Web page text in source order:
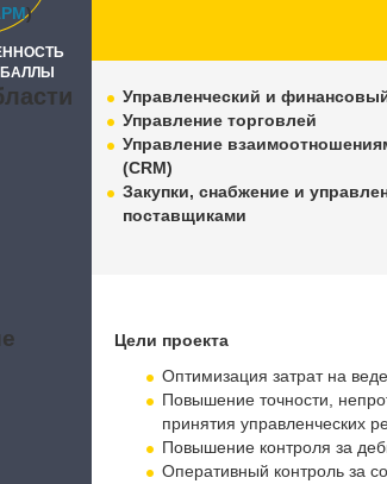
)
Управленческий и
Управление торговлей
Управление
(CRM)
Закупки, снабжение и
поставщиками
Цели проекта
Оптимизация затрат на
Повышение точности,
принятия управленческих
Повышение контроля за
Оперативный контроль за